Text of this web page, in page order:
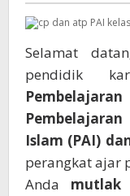
Selamat
pendidik
Islam (PAI)
perangkat ajar
Anda mutlak